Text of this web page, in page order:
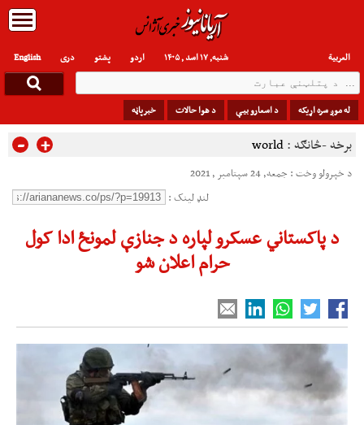
English دری پشتو العربیة اردو شنبه, ۱۷ اسد , ۱۴۰۵
له موږ سره اړیکه د اسعارو بیې د هوا حالات خبرپاڼه
برخه -څانګه : world
- +
د خپرولو وخت : جمعه, 24 سپتامبر , 2021
لنډ لینک :
د پاکستاني عسکرو لپاره د جنازې لمونځ ادا کول
حرام اعلان شو